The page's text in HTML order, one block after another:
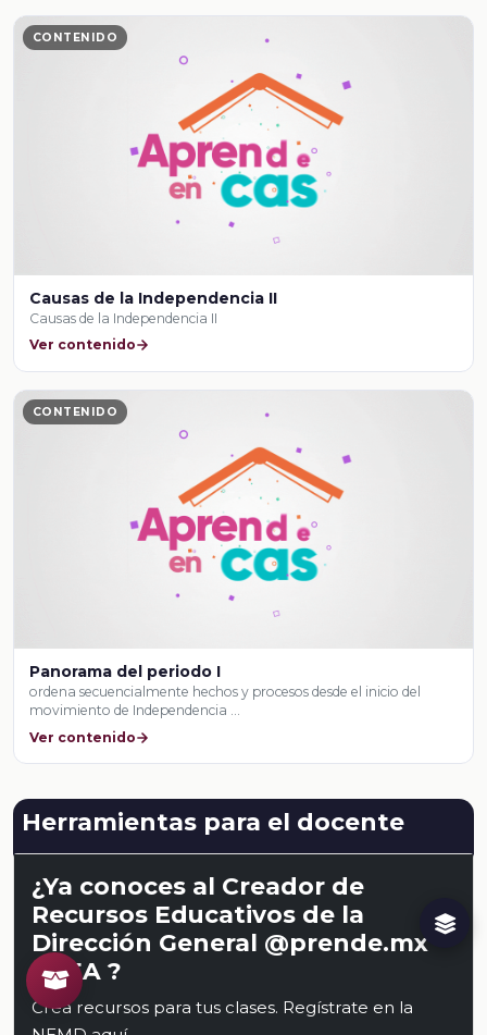
CONTENIDO
Causas de la Independencia II
Causas de la Independencia II
Ver contenido
CONTENIDO
Panorama del periodo I
ordena secuencialmente hechos y procesos desde el inicio del
movimiento de Independencia …
Ver contenido
Herramientas para el docente
¿Ya conoces al Creador de
Recursos Educativos de la
Dirección General @prende.mx
CREA ?
Crea recursos para tus clases. Regístrate en la